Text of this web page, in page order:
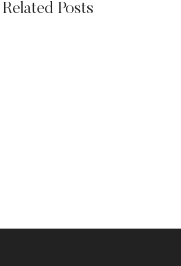
Related Posts